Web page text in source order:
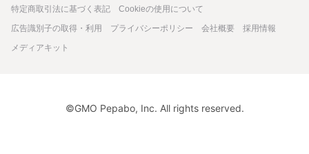
特定商取引法に基づく表記
Cookieの使用について
広告識別子の取得・利用
プライバシーポリシー 会社概要
採用情報
メディアキット
©GMO Pepabo, Inc. All rights reserved.